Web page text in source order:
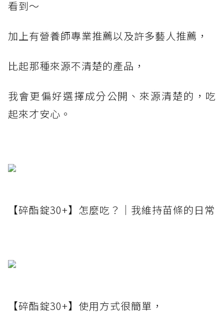
看到～
加上有營養師專業推薦以及許多藝人推薦，
比起那種來源不清楚的產品，
我會更偏好選擇成分公開、來源清楚的，吃
起來才安心。
【碎酯錠30+】怎麼吃？｜我維持苗條的日常
【碎酯錠30+】使用方式很簡單，